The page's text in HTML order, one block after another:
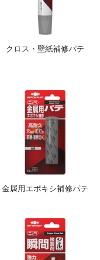
クロス・壁紙補修パテ
金属用エポキシ補修パテ